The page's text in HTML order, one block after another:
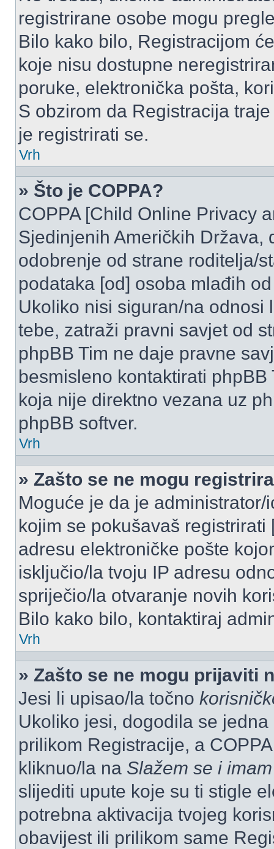
registrirane osobe mogu
Bilo kako bilo, Registracijom
koje nisu dostupne
poruke, elektronička pošta,
S obzirom da Registracija
je registrirati se.
Vrh
» Što je COPPA?
COPPA [Child Online Privacy
Sjedinjenih Američkih
odobrenje od strane roditelja/
podataka [od] osoba mlađih
Ukoliko nisi siguran/na odnosi
tebe, zatraži pravni savjet od
phpBB Tim ne daje pravne
besmisleno kontaktirati
koja nije direktno vezana uz
phpBB softver.
Vrh
» Zašto se ne mogu
Moguće je da je
kojim se pokušavaš
adresu elektroničke pošte
isključio/la tvoju IP adresu
spriječio/la otvaranje novih
Bilo kako bilo, kontaktiraj
Vrh
» Zašto se ne mogu prijaviti
Jesi li upisao/la točno
Ukoliko jesi, dogodila se
prilikom Registracije, a
kliknuo/la na Slažem se i
slijediti upute koje su ti stigle
potrebna aktivacija tvojeg
obavijest ili prilikom same